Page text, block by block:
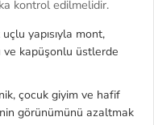
kontrol edilmelidir.
uçlu yapısıyla mont,
ve kapüşonlu üstlerde
çocuk giyim ve hafif
görünümünü azaltmak